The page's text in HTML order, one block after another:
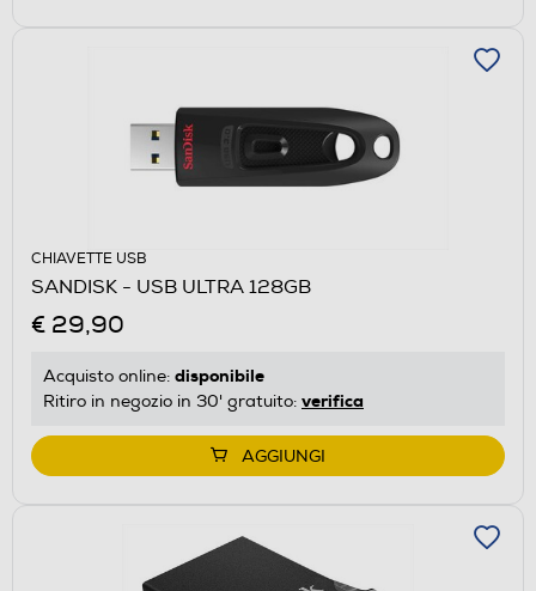
CHIAVETTE USB
SANDISK - USB ULTRA 128GB
€ 29,90
Acquisto online: disponibile
Ritiro in negozio in 30' gratuito: verifica
AGGIUNGI